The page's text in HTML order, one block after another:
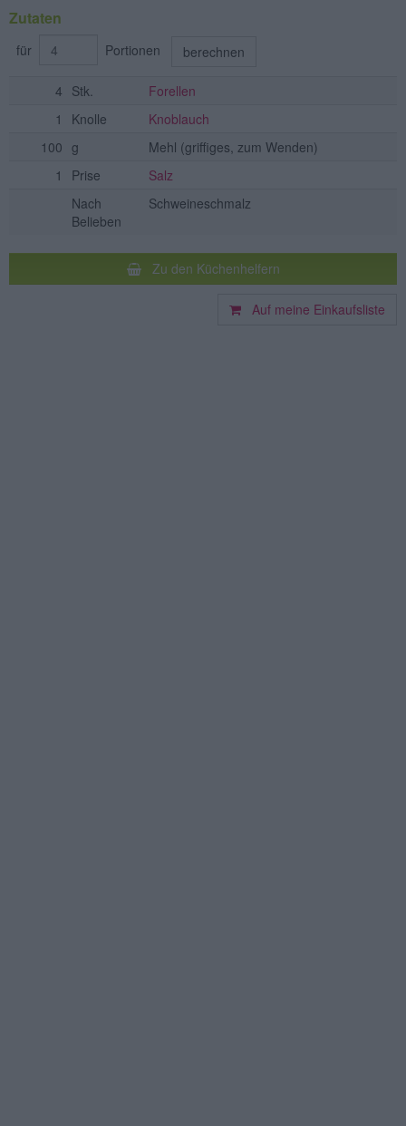
Zutaten
für Portionen berechnen
4 Stk.
Forellen
1
Knolle
Knoblauch
100 g Mehl (griffiges, zum Wenden)
1
Prise
Salz
Nach
Belieben
Schweineschmalz
Zu den Küchenhelfern
Auf meine Einkaufsliste